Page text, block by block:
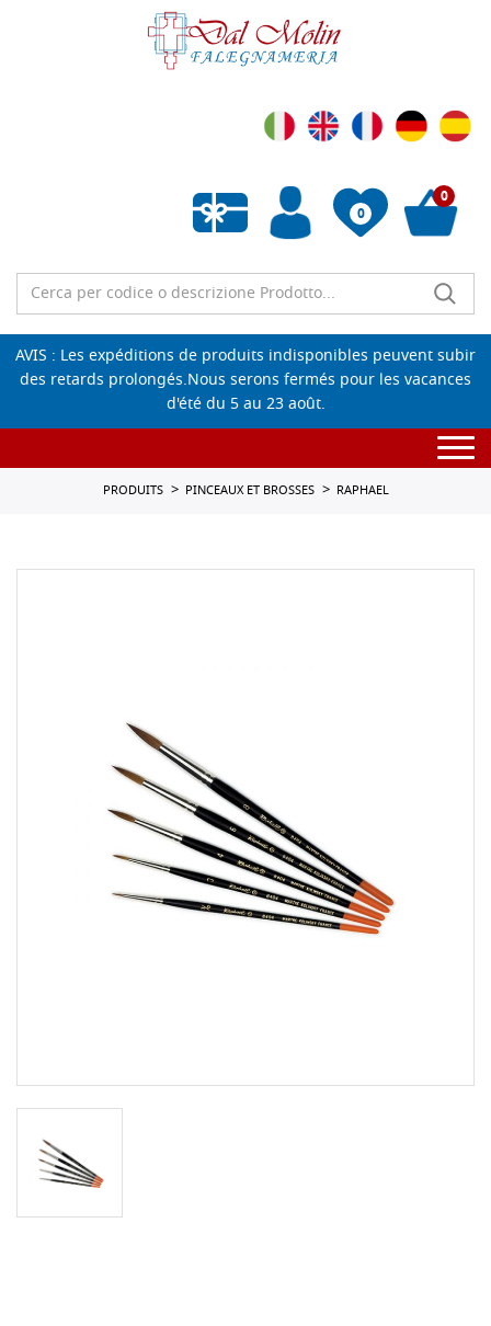
0
Liste de souhaits vide
0
AVIS : Les expéditions de produits indisponibles peuvent subir
des retards prolongés.Nous serons fermés pour les vacances
d'été du 5 au 23 août.
PRODUITS PINCEAUX ET BROSSES RAPHAEL